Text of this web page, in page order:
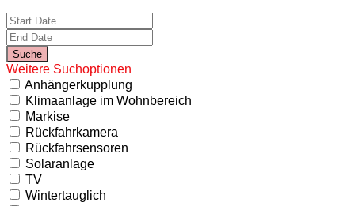
Weitere Suchoptionen
Anhängerkupplung
Klimaanlage im Wohnbereich
Markise
Rückfahrkamera
Rückfahrsensoren
Solaranlage
TV
Wintertauglich